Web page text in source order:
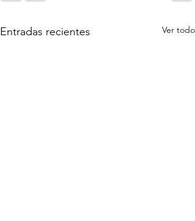
Entradas recientes Ver todo